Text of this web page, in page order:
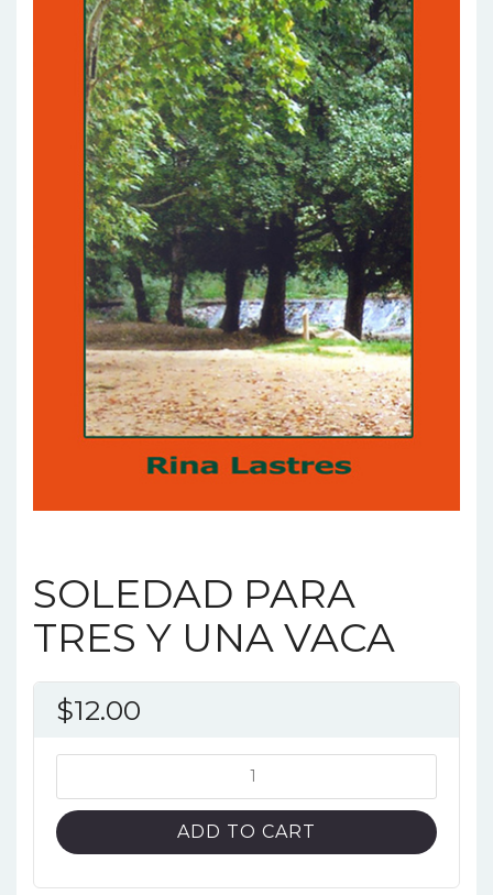
SOLEDAD PARA
TRES Y UNA VACA
$12.00
TRES
Y
ADD TO CART